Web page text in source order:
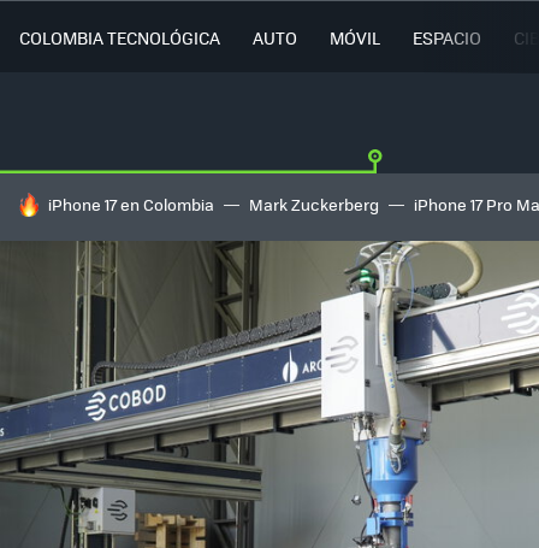
COLOMBIA TECNOLÓGICA AUTO MÓVIL ESPACIO
HOY SE HABLA DE
iPhone 17 en Colombia Mark Zuckerberg iPhone 17 Pro